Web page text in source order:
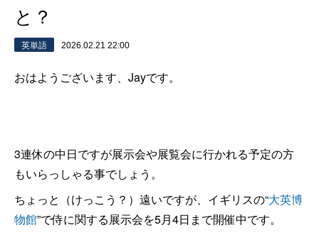
と？
英単語 2026.02.21 22:00
おはようございます、Jayです。
3連休の中日ですが展示会や展覧会に行かれる予定の方
もいらっしゃる事でしょう。
ちょっと（けっこう？）遠いですが、イギリスの“大英博
物館”で侍に関する展示会を5月4日まで開催中です。